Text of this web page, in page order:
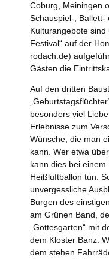
Coburg, Meiningen
Schauspiel-, Ballett-
Kulturangebote sind
Festival“ auf der
rodach.de)
Gästen die
Auf den dritten
besonders viel
Erlebnisse zum
Wünsche, die man
kann. Wer etwa
kann dies bei
Heißluftballon tun.
unvergessliche
Burgen des
am Grünen Band,
„Gottesgarten“ mit
dem Kloster Banz.
dem stehen